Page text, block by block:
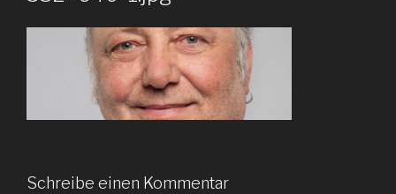
Schreibe einen Kommentar